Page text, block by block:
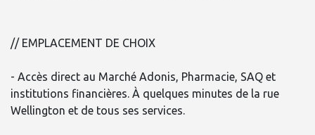
// EMPLACEMENT DE CHOIX
- Accès direct au Marché Adonis, Pharmacie, SAQ et
institutions financières. À quelques minutes de la rue
Wellington et de tous ses services.